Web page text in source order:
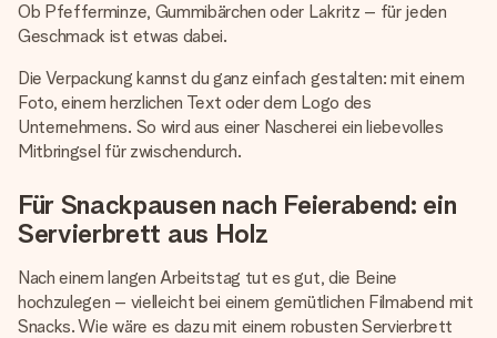
Ob Pfefferminze, Gummibärchen oder Lakritz – für jeden
Geschmack ist etwas dabei.
Die Verpackung kannst du ganz einfach gestalten: mit einem
Foto, einem herzlichen Text oder dem Logo des
Unternehmens. So wird aus einer Nascherei ein liebevolles
Mitbringsel für zwischendurch.
Für Snackpausen nach Feierabend: ein
Servierbrett aus Holz
Nach einem langen Arbeitstag tut es gut, die Beine
hochzulegen – vielleicht bei einem gemütlichen Filmabend mit
Snacks. Wie wäre es dazu mit einem robusten Servierbrett